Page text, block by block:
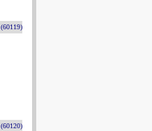
(60119)
(60120)